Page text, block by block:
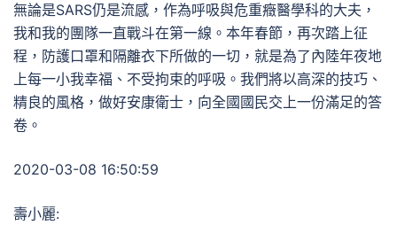
無論是SARS仍是流感，作為呼吸與危重癥醫學科的大夫，
我和我的團隊一直戰斗在第一線。本年春節，再次踏上征
程，防護口罩和隔離衣下所做的一切，就是為了內陸年夜地
上每一小我幸福、不受拘束的呼吸。我們將以高深的技巧、
精良的風格，做好安康衛士，向全國國民交上一份滿足的答
卷。
2020-03-08 16:50:59
壽小麗: